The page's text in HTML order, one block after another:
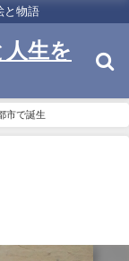
と物語
人生を
市で誕生